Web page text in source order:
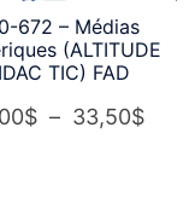
672 – Médias
(ALTITUDE
TIC) FAD
$ – 33,50$